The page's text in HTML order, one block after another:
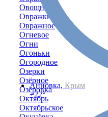
Анновка, Крым
+22°
Овощное
Овражки
Овражное
Огневое
Огни
Огоньки
Огородное
Озерки
Озёрное
Озёровка
Октябрь
Октябрьское